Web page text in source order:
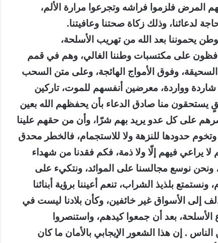
المرض فلزموا فراشه وتجرعوا مرارة الألم،
لدعائنا، وذلك زكاة صحتنا وعافيتنا.
يحموننا بعد الله من تهريب الأسلحة،
على مكتسبات وطننا الغالي، وهم في قمم
السحيقة، وفوق الأمواج الهائجة، وعلى متن السحب
شاردة وواردة، معرضين أنفسهم للموت، تاركين
يستحقون منا صادق الدعاء بأن يحفظهم الله بعين
على كل عدو يريد بهم شرّا، وأن من حقهم علينا
وتخوم حدودها للنزهة ولا للاستجمام، فالخطر محدق
يراعي فيهم إلّا ولا ذمة، فكم فقدنا من شهداء
نوسع مجالسنا على الموائد، ونتكيء على
بلذيذ الشراب، تنعم أعيننا برؤية أبنائنا
إلى الأسواق غير خائفين، وكأن بلادنا ليست في
بعد أن جمعوا كيدهم، واستنصروا
. إن هذا الشعور الإيجابي بالأمان ما كان